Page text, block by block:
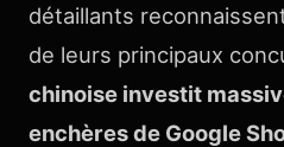
détaillants
de leurs principaux
chinoise investit
enchères de Google